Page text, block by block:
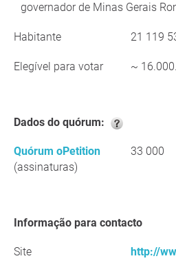
governador de Minas Gerais
Habitante 21 119
Elegível para votar ~
Dados do quórum:
Quórum oPetition
(assinaturas)
33 000
Informação para contacto
Site http://